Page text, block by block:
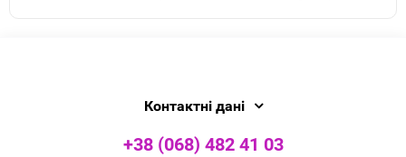
Контактні дані
+38 (068) 482 41 03